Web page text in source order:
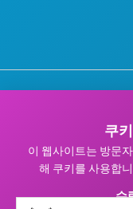
기업
쿠
이 웹사이트는 방문
해 쿠키를 사용합
수